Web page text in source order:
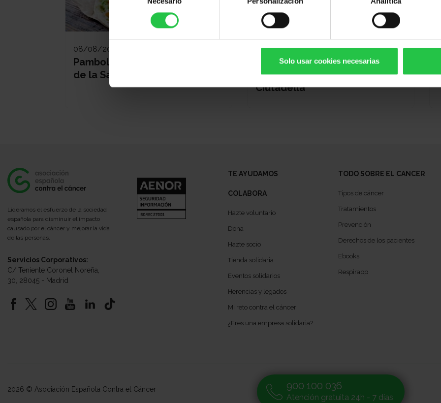
consentimiento
Solo usar cookies necesarias
08/08/2026
Pamboliada Solidària - Maria
de la Salut
13/08/2026
XI concurs solidari
d'albergínies plenes i coques -
Ciutadella
900 100 036
Atención gratuita 24h - 7 días
Lideramos el esfuerzo de la sociedad
española para disminuir el impacto
causado por el cáncer y mejorar la vida
de las personas.
Servicios Corporativos:
C/ Teniente Coronel Noreña,
30, 28045 - Madrid
TE AYUDAMOS
COLABORA
Hazte voluntario
Dona
Hazte socio
Tienda solidaria
Eventos solidarios
Herencias y legados
Mi reto contra el cáncer
¿Eres una empresa solidaria?
TODO SOBRE EL CANCER
Tipos de cáncer
Tratamientos
Prevención
Derechos de los pacientes
Ebooks
Respirapp
2026 © Asociación Española Contra el Cáncer